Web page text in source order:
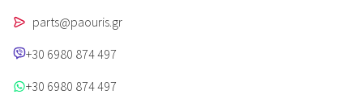
parts@paouris.gr
+30 6980 874 497
+30 6980 874 497